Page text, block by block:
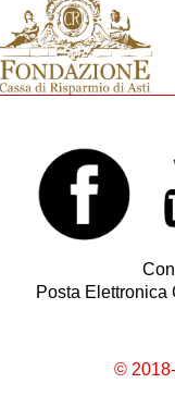
Posta Elettronica
©